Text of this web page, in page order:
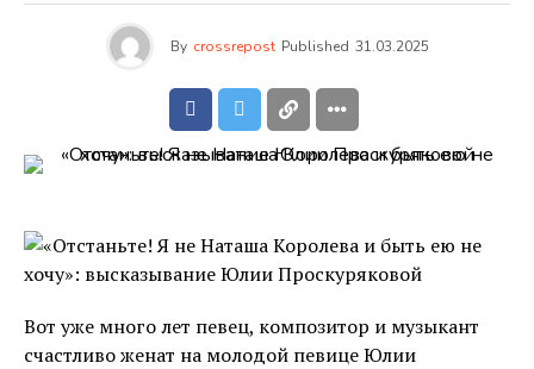
By crossrepost Published 31.03.2025
Вот уже много лет певец, композитор и музыкант
счастливо женат на молодой певице Юлии